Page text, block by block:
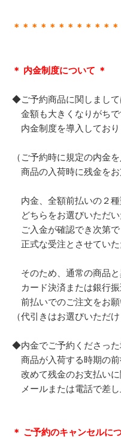
＊＊＊＊＊＊＊＊＊＊＊
＊ 内金制度について ＊
◆ご予約商品に関しまして
金額も大きくなりがち
内金制度を導入しており
（ご予約時に規定の内金
商品の入荷時に残金をお
内金、全額前払いの２種
どちらをお選びいただい
ご入金が確認でき次第で
正式な受注とさせていた
そのため、通常の商品と
カード決済または銀行振
前払いでのご注文をお願
（代引きはお選びいただけ
◆内金でご予約くださった
商品が入荷する時期の前
改めて残金のお支払いに
メールまたは電話で差し
＊ ご予約のキャンセルに